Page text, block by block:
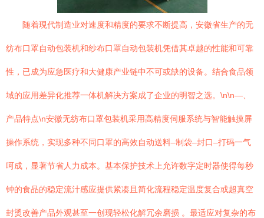
随着現代制造业对速度和精度的要求不断提高，安徽省生产的无
纺布口罩自动包装机和纱布口罩自动包装机凭借其卓越的性能和可靠
性，已成为应急医疗和大健康产业链中不可或缺的设备。结合食品领
域的应用差异化推荐一体机解决方案成了企业的明智之选。\n\n—、
产品特点\n安徽无纺布口罩包装机采用高精度伺服系统与智能触摸屏
操作系统，实现多种不同口罩的高效自动送料–制袋–封口–打码一气
呵成，显著节省人力成本。基本保护技术上允许数字定时器使得每秒
钟的食品的稳定流汁感应提供紧凑且简化流程稳定温度复合或超真空
封烫改善产品外观甚至一创现轻松化解冗余磨损 。最适应对复杂的布